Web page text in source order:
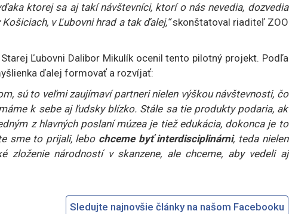
ktorej sa aj takí návštevníci, ktorí o nás nevedia, dozvedia
v Ľubovni hrad a tak ďalej,“skonštatoval riaditeľ ZOO
Ľubovni Dalibor Mikulík ocenil tento pilotný projekt. Podľa
ďalej formovať a rozvíjať:
sú to veľmi zaujímaví partneri nielen výškou návštevnosti, čo
k sebe aj ľudsky blízko. Stále sa tie produkty podaria, ak
z hlavných poslaní múzea je tiež edukácia, dokonca je to
sme to prijali, lebo chceme byť interdisciplinárni, teda nielen
zloženie národností v skanzene, ale chceme, aby vedeli aj
Sledujte najnovšie články na našom Facebooku